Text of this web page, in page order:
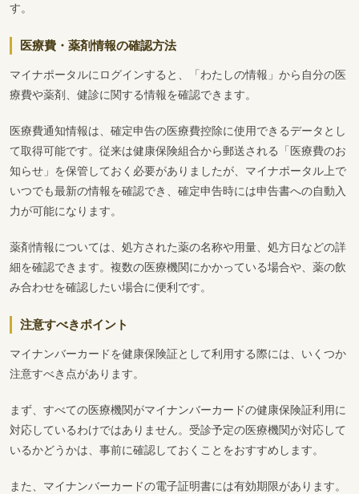
す。
医療費・薬剤情報の確認方法
マイナポータルにログインすると、「わたしの情報」から自分の医
療費や薬剤、健診に関する情報を確認できます。
医療費通知情報は、確定申告の医療費控除に使用できるデータとし
て取得可能です。従来は健康保険組合から郵送される「医療費のお
知らせ」を保管しておく必要がありましたが、マイナポータル上で
いつでも最新の情報を確認でき、確定申告時には申告書への自動入
力が可能になります。
薬剤情報については、処方された薬の名称や用量、処方日などの詳
細を確認できます。複数の医療機関にかかっている場合や、薬の飲
み合わせを確認したい場合に便利です。
注意すべきポイント
マイナンバーカードを健康保険証として利用する際には、いくつか
注意すべき点があります。
まず、すべての医療機関がマイナンバーカードの健康保険証利用に
対応しているわけではありません。受診予定の医療機関が対応して
いるかどうかは、事前に確認しておくことをおすすめします。
また、マイナンバーカードの電子証明書には有効期限があります。